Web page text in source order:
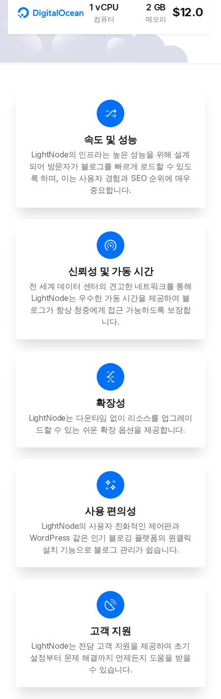
1 vCPU
컴퓨터
2 GB
메모리 $12.0
속도 및 성능
LightNode의 인프라는 높은 성능을 위해 설계
되어 방문자가 블로그를 빠르게 로드할 수 있도
록 하며, 이는 사용자 경험과 SEO 순위에 매우
중요합니다.
신뢰성 및 가동 시간
전 세계 데이터 센터의 견고한 네트워크를 통해
LightNode는 우수한 가동 시간을 제공하여 블
로그가 항상 청중에게 접근 가능하도록 보장합
니다.
확장성
LightNode는 다운타임 없이 리소스를 업그레이
드할 수 있는 쉬운 확장 옵션을 제공합니다.
사용 편의성
LightNode의 사용자 친화적인 제어판과
WordPress 같은 인기 블로깅 플랫폼의 원클릭
설치 기능으로 블로그 관리가 쉽습니다.
고객 지원
LightNode는 전담 고객 지원을 제공하여 초기
설정부터 문제 해결까지 언제든지 도움을 받을
수 있습니다.